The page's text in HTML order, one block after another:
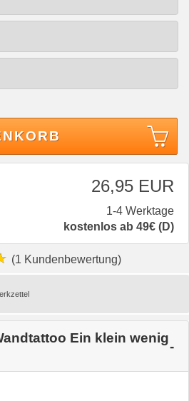
26,95 EUR
1-4 Werktage
kostenlos ab 49€ (D)
(1 Kundenbewertung)
Ein klein wenig